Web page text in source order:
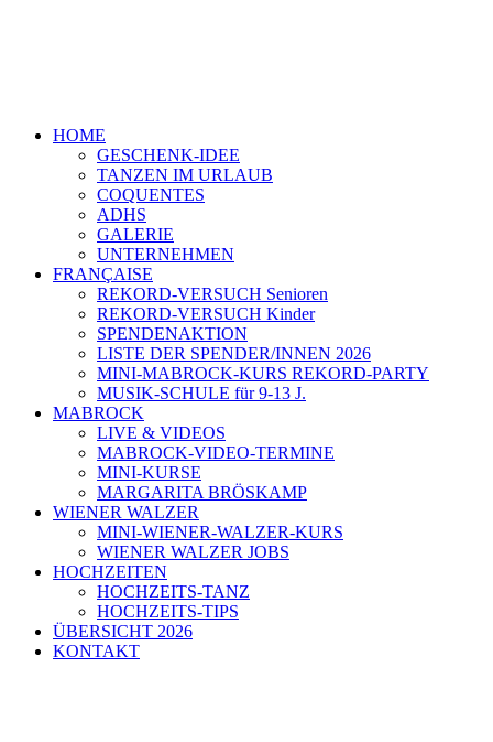
HOME
GESCHENK-IDEE
TANZEN IM URLAUB
COQUENTES
ADHS
GALERIE
UNTERNEHMEN
FRANÇAISE
REKORD-VERSUCH Senioren
REKORD-VERSUCH Kinder
SPENDENAKTION
LISTE DER SPENDER/INNEN 2026
MINI-MABROCK-KURS REKORD-PARTY
MUSIK-SCHULE für 9-13 J.
MABROCK
LIVE & VIDEOS
MABROCK-VIDEO-TERMINE
MINI-KURSE
MARGARITA BRÖSKAMP
WIENER WALZER
MINI-WIENER-WALZER-KURS
WIENER WALZER JOBS
HOCHZEITEN
HOCHZEITS-TANZ
HOCHZEITS-TIPS
ÜBERSICHT 2026
KONTAKT